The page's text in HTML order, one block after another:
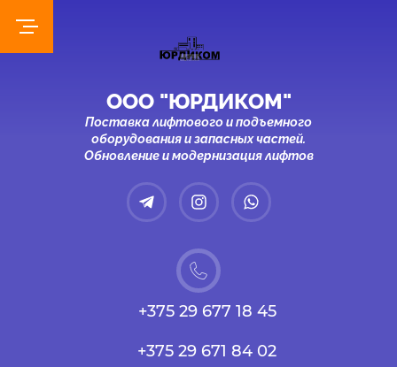
ООО "ЮРДИКОМ"
Поставка лифтового и подъемного
оборудования и запасных частей.
Обновление и модернизация лифтов
+375 29 677 18 45
+375 29 671 84 02